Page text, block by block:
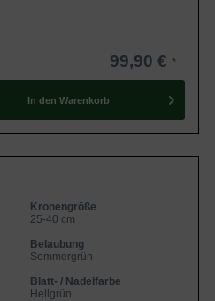
99,90 €
In den Warenkorb
Kronengröße
25-40 cm
Belaubung
Sommergrün
Blatt- / Nadelfarbe
Hellgrün